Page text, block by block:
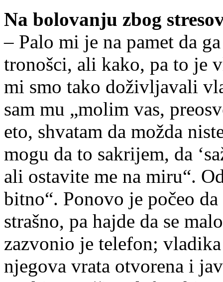
Na bolovanju zbog
– Palo mi je na pamet da
tronošci, ali kako, pa to je
mi smo tako doživljavali
sam mu „molim vas,
eto, shvatam da možda
mogu da to sakrijem, da
ali ostavite me na miru“.
bitno“. Ponovo je počeo
strašno, pa hajde da se
zazvonio je telefon;
njegova vrata otvorena i